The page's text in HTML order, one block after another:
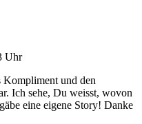
Uhr
und den
Ich sehe, Du weisst, wovon
eine eigene Story! Danke